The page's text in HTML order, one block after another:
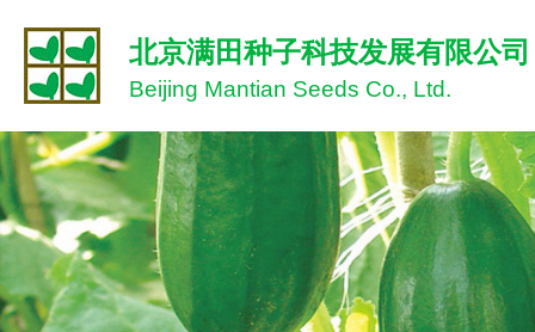
北京满田种子科技发展有限公司
Beijing Mantian Seeds Co., Ltd.